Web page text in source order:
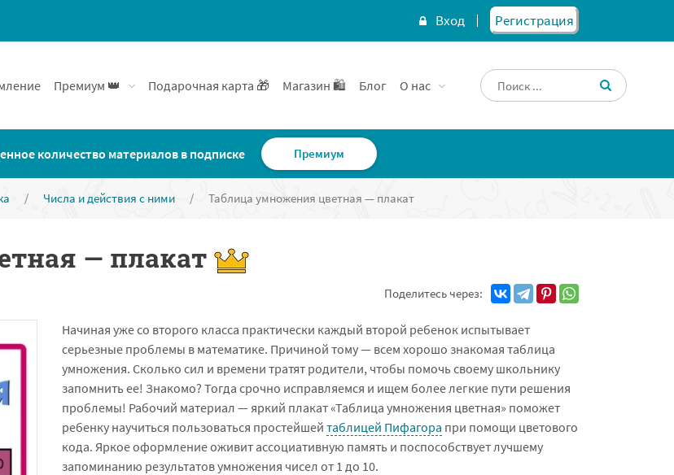
Вход Регистрация
Премиум 👑 Подарочная карта 🎁 Магазин 🛍️ Блог О нас
количество материалов в подписке Премиум
/ Числа и действия с ними / Таблица умножения цветная — плакат
— плакат
Поделитесь через:
Начиная уже со второго класса практически каждый второй ребенок испытывает
серьезные проблемы в математике. Причиной тому — всем хорошо знакомая таблица
умножения. Сколько сил и времени тратят родители, чтобы помочь своему школьнику
запомнить ее! Знакомо? Тогда срочно исправляемся и ищем более легкие пути решения
проблемы! Рабочий материал — яркий плакат «Таблица умножения цветная» поможет
ребенку научиться пользоваться простейшей таблицей Пифагора при помощи цветового
кода. Яркое оформление оживит ассоциативную память и поспособствует лучшему
запоминанию результатов умножения чисел от 1 до 10.